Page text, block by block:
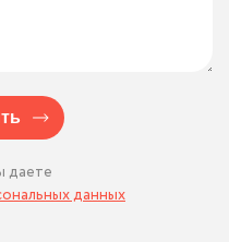
даете
данных